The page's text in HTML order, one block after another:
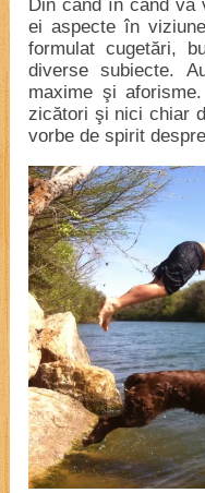
Din când în când vă
ei aspecte în
formulat cugetări,
diverse subiecte.
maxime şi
zicători şi nici chiar
vorbe de spirit